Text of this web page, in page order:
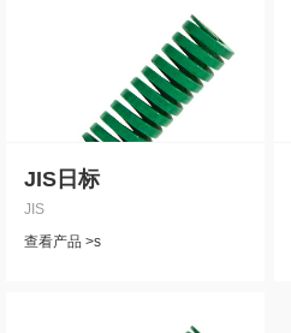
JIS日标
JIS
查看产品 >s